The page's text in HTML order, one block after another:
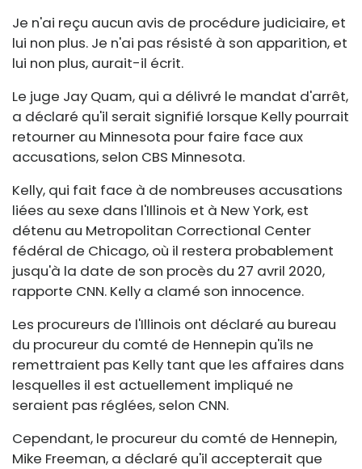
Je n'ai reçu aucun avis de procédure judiciaire, et
lui non plus. Je n'ai pas résisté à son apparition, et
lui non plus, aurait-il écrit.
Le juge Jay Quam, qui a délivré le mandat d'arrêt,
a déclaré qu'il serait signifié lorsque Kelly pourrait
retourner au Minnesota pour faire face aux
accusations, selon CBS Minnesota.
Kelly, qui fait face à de nombreuses accusations
liées au sexe dans l'Illinois et à New York, est
détenu au Metropolitan Correctional Center
fédéral de Chicago, où il restera probablement
jusqu'à la date de son procès du 27 avril 2020,
rapporte CNN. Kelly a clamé son innocence.
Les procureurs de l'Illinois ont déclaré au bureau
du procureur du comté de Hennepin qu'ils ne
remettraient pas Kelly tant que les affaires dans
lesquelles il est actuellement impliqué ne
seraient pas réglées, selon CNN.
Cependant, le procureur du comté de Hennepin,
Mike Freeman, a déclaré qu'il accepterait que